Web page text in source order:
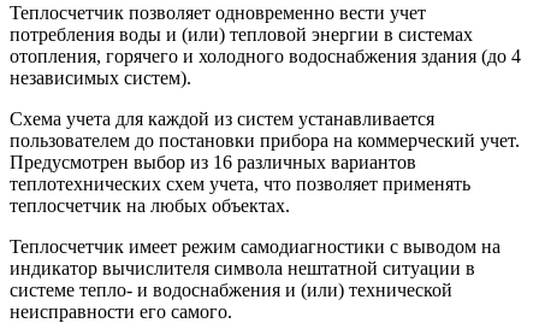
Теплосчетчик позволяет одновременно вести учет
потребления воды и (или) тепловой энергии в системах
отопления, горячего и холодного водоснабжения здания (до 4
независимых систем).
Схема учета для каждой из систем устанавливается
пользователем до постановки прибора на коммерческий учет.
Предусмотрен выбор из 16 различных вариантов
теплотехнических схем учета, что позволяет применять
теплосчетчик на любых объектах.
Теплосчетчик имеет режим самодиагностики с выводом на
индикатор вычислителя символа нештатной ситуации в
системе тепло- и водоснабжения и (или) технической
неисправности его самого.